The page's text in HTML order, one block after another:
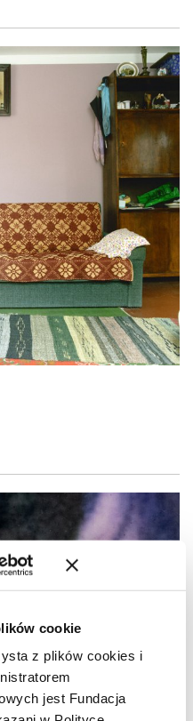
cookie
z plików cookies i
jest Fundacja